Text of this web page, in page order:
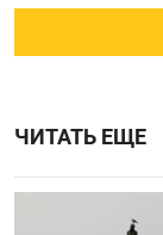
ЧИТАТЬ ЕЩЕ